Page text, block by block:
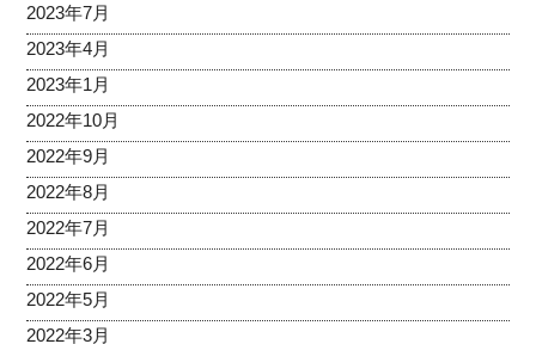
2023年7月
2023年4月
2023年1月
2022年10月
2022年9月
2022年8月
2022年7月
2022年6月
2022年5月
2022年3月